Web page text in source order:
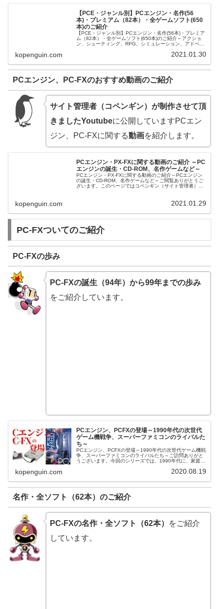
【PCE・ジャンル別】PCエンジン・名作(56
本)・プレミアム（82本）・全ゲームソフト(650
本)のご紹介
【PCE・ジャンル別】PCエンジン・名作(56本)・プレミア
ム（82本）・全ゲームソフト(650本)のご紹介～アクショ
ン、シューティング、RPG、シミュレーション、アドベン
kopenguin.com 2021.01.30
PCエンジン、PC-FXのおすすめ動画のご紹介
サイト管理者（コペンギン）が制作させて頂
きましたYoutubeに公開していますPCエン
ジン、PC-FXに関する動画を紹介します。
PCエンジン・PX-FXに関する動画のご紹介 ～PC
エンジンの誕生・CD-ROM、名作ゲームなど～
PCエンジン・PX-FXに関する動画のご紹介～PCエンジン
の誕生・CD-ROM、名作ゲームなど～ご閲覧ありがとうご
ざいます。このページではコペンギン（サイト管理者）が
kopenguin.com 2021.01.29
PC-FXついてのご紹介
PC-FXの歩み
PC-FXの誕生（94年）から99年までの歩み
をご紹介しています。
PCエンジン、PCFXの登場～1990年代の次世代
ゲーム機戦争、スーパーファミコンのライバルた
ち～
PCエンジン、PCFXの登場～1990年代の次世代ゲーム機戦
争、スーパーファミコンのライバルたち～ご訪問ありがと
うございます。今回のシリーズでは、1990年代に、家庭用
kopenguin.com 2020.08.19
名作・全ソフト（62本）のご紹介
PC-FXの名作・全ソフト（62本）
をご紹介
しています。